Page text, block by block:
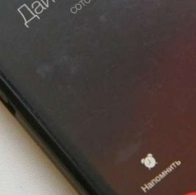
в Волгограде: в Центральном
„Арбузный переполох“
нарастили экспорт:
на 3,6 млн долларов